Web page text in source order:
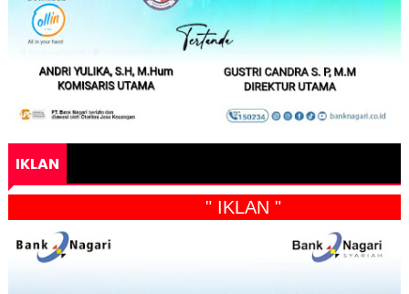
IKLAN
" IKLAN "